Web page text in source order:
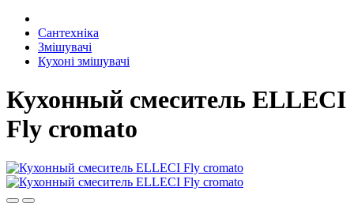
Сантехніка
Змішувачі
Кухоні змішувачі
Кухонный смеситель ELLECI
Fly cromato